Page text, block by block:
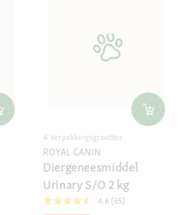
4 Verpakkingsgroottes
ROYAL CANIN
Diergeneesmiddel
Urinary S/O 2 kg
4.6 (65)